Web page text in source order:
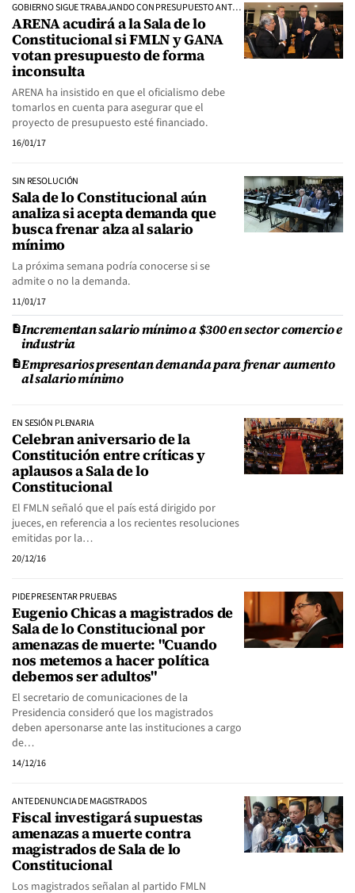
GOBIERNO SIGUE TRABAJANDO CON PRESUPUESTO ANTERIOR
ARENA acudirá a la Sala de lo
Constitucional si FMLN y GANA
votan presupuesto de forma
inconsulta
ARENA ha insistido en que el oficialismo debe
tomarlos en cuenta para asegurar que el
proyecto de presupuesto esté financiado.
16/01/17
SIN RESOLUCIÓN
Sala de lo Constitucional aún
analiza si acepta demanda que
busca frenar alza al salario
mínimo
La próxima semana podría conocerse si se
admite o no la demanda.
11/01/17
Incrementan salario mínimo a $300 en sector comercio e
industria
Empresarios presentan demanda para frenar aumento
al salario mínimo
EN SESIÓN PLENARIA
Celebran aniversario de la
Constitución entre críticas y
aplausos a Sala de lo
Constitucional
El FMLN señaló que el país está dirigido por
jueces, en referencia a los recientes resoluciones
emitidas por la…
20/12/16
PIDE PRESENTAR PRUEBAS
Eugenio Chicas a magistrados de
Sala de lo Constitucional por
amenazas de muerte: "Cuando
nos metemos a hacer política
debemos ser adultos"
El secretario de comunicaciones de la
Presidencia consideró que los magistrados
deben apersonarse ante las instituciones a cargo
de…
14/12/16
ANTE DENUNCIA DE MAGISTRADOS
Fiscal investigará supuestas
amenazas a muerte contra
magistrados de Sala de lo
Constitucional
Los magistrados señalan al partido FMLN